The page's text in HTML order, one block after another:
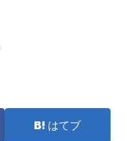
はてブ